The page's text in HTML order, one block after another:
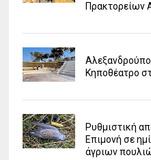
Πρακτορείων
Κηποθέατρο
Ρυθμιστική
Επιμονή σε
άγριων